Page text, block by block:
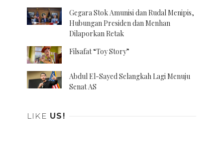
Gegara Stok Amunisi dan Rudal Menipis,
Hubungan Presiden dan Menhan
Dilaporkan Retak
Filsafat “Toy Story”
Abdul El-Sayed Selangkah Lagi Menuju
Senat AS
LIKE US!